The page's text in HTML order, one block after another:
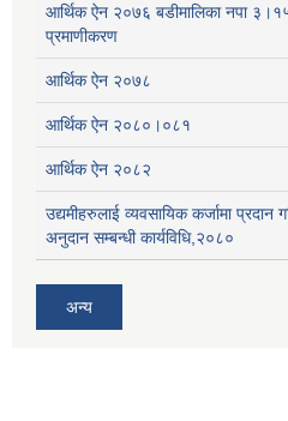
आर्थिक ऐन २०७६ बडीमालिका नपा
प्रमाणीकरण
आर्थिक ऐन २०७८
आर्थिक ऐन २०८०।०८१
आर्थिक ऐन २०८२
उद्यमीहरुलाई व्यवसायिक कर्जामा प्रदान
अनुदान सम्बन्धी कार्यविधि,२०८०
अन्य